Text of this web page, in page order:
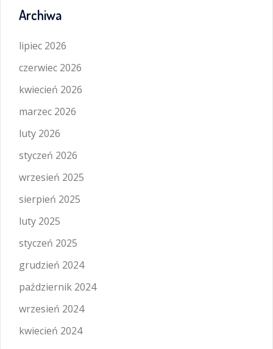
Archiwa
lipiec 2026
czerwiec 2026
kwiecień 2026
marzec 2026
luty 2026
styczeń 2026
wrzesień 2025
sierpień 2025
luty 2025
styczeń 2025
grudzień 2024
październik 2024
wrzesień 2024
kwiecień 2024